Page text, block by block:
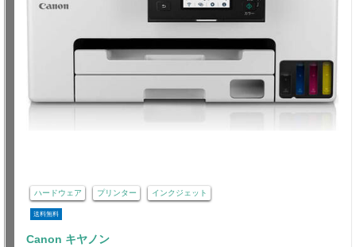
ハードウェア プリンター インクジェット
送料無料
Canon キヤノン